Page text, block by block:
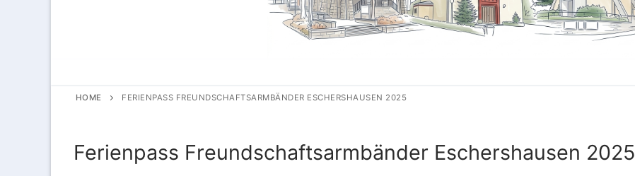
Gemeindeleben
HOME FERIENPASS FREUNDSCHAFTSARMBÄNDER ESCHERSHAUSEN 2025
Ferienpass Freundschaftsarmbänder Eschershausen 2025